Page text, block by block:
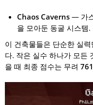
Chaos Caverns — 가
을 모아둔 동굴 시스템.
이 건축물들은 단순한 실
다. 작은 실수 하나가 모든
을 때 최종 점수는 무려